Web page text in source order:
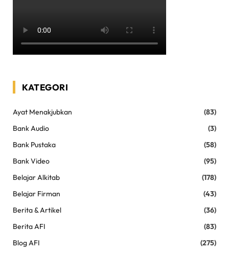
KATEGORI
Ayat Menakjubkan
(83)
Bank Audio
(3)
Bank Pustaka
(58)
Bank Video
(95)
Belajar Alkitab
(178)
Belajar Firman
(43)
Berita & Artikel
(36)
Berita AFI
(83)
Blog AFI
(275)